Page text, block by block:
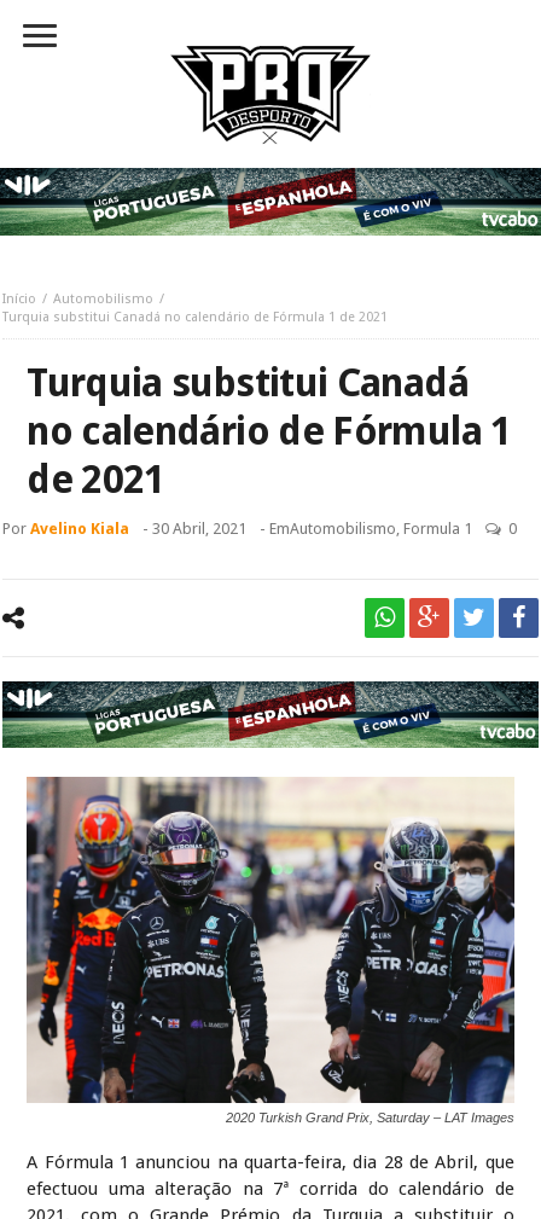
Início
Automobilismo
Turquia substitui Canadá no calendário de Fórmula 1 de 2021
Turquia substitui Canadá
no calendário de Fórmula 1
de 2021
PorAvelino Kiala -30 Abril, 2021 - EmAutomobilismo,Formula 1 0
2020 Turkish Grand Prix, Saturday – LAT Images
A Fórmula 1 anunciou na quarta-feira, dia 28 de Abril, que
efectuou uma alteração na 7ª corrida do calendário de